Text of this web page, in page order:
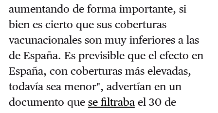
aumentando de forma importante, si
bien es cierto que sus coberturas
vacunacionales son muy inferiores a las
de España. Es previsible que el efecto en
España, con coberturas más elevadas,
todavía sea menor", advertían en un
documento que se filtrabael 30 de